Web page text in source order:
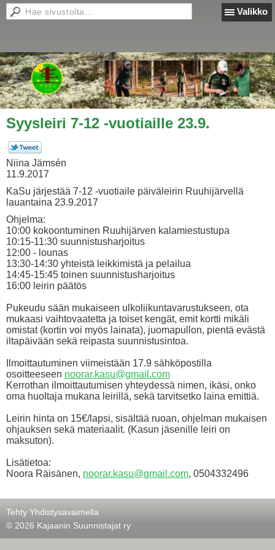
Valikko
Syysleiri 7-12 -vuotiaille 23.9.
Niina Jämsén
11.9.2017
KaSu järjestää 7-12 -vuotiaile päiväleirin Ruuhijärvellä
lauantaina 23.9.2017
Ohjelma:
10:00 kokoontuminen Ruuhijärven kalamiestustupa
10:15-11:30 suunnistusharjoitus
12:00 - lounas
13:30-14:30 yhteistä leikkimistä ja pelailua
14:45-15:45 toinen suunnistusharjoitus
16:00 leirin päätös
Pukeudu sään mukaiseen ulkoliikuntavarustukseen, ota
mukaasi vaihtovaatetta ja toiset kengät, emit kortti mikäli
omistat (kortin voi myös lainata), juomapullon, pientä evästä
iltapäivään sekä reipasta suunnistusintoa.
Ilmoittautuminen viimeistään 17.9 sähköpostilla
osoitteeseen noorar.kasu@gmail.com
Kerrothan ilmoittautumisen yhteydessä nimen, ikäsi, onko
oma huoltaja mukana leirillä, sekä tarvitsetko laina emittiä.
Leirin hinta on 15€/lapsi, sisältää ruoan, ohjelman mukaisen
ohjauksen sekä materiaalit. (Kasun jäsenille leiri on
maksuton).
Lisätietoa:
Noora Räisänen, noorar.kasu@gmail.com, 0504332496
Tehty Yhdistysavaimella
© 2026 Kajaanin Suunnistajat ry